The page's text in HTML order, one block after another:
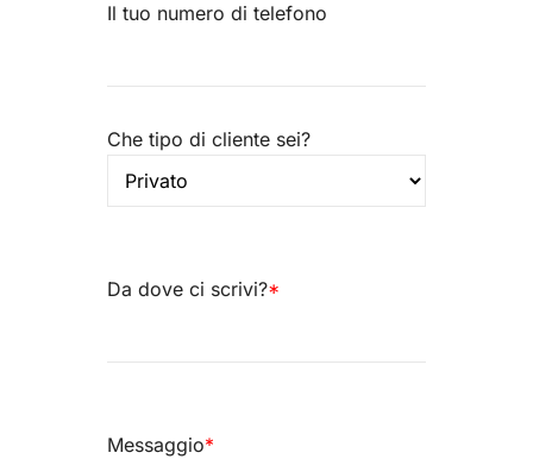
Il tuo numero di telefono
Che tipo di cliente sei?
Da dove ci scrivi?*
Messaggio*